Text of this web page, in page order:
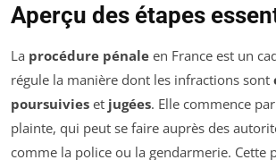
Aperçu des étapes
La procédure pénale en France est un
régule la manière dont les infractions sont
poursuivies et jugées. Elle commence
plainte, qui peut se faire auprès des
comme la police ou la gendarmerie. Cette